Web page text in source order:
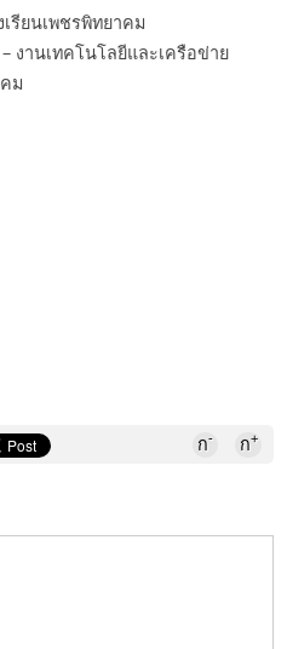
รียนเพชรพิทยาคม
งานเทคโนโลยีและเครือข่าย
ม
ก- ก+